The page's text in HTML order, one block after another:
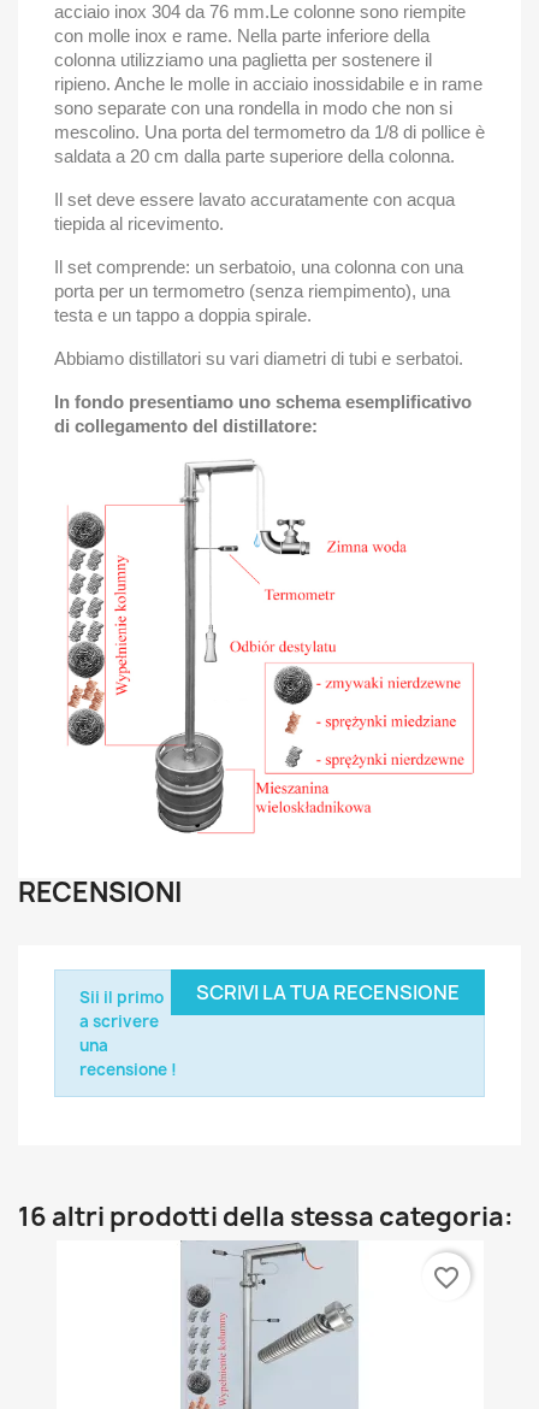
acciaio inox 304 da 76 mm.Le colonne sono riempite
con molle inox e rame. Nella parte inferiore della
colonna utilizziamo una paglietta per sostenere il
ripieno. Anche le molle in acciaio inossidabile e in rame
sono separate con una rondella in modo che non si
mescolino. Una porta del termometro da 1/8 di pollice è
saldata a 20 cm dalla parte superiore della colonna.
Il set deve essere lavato accuratamente con acqua
tiepida al ricevimento.
Il set comprende: un serbatoio, una colonna con una
porta per un termometro (senza riempimento), una
testa e un tappo a doppia spirale.
Abbiamo distillatori su vari diametri di tubi e serbatoi.
In fondo presentiamo uno schema esemplificativo
di collegamento del distillatore:
RECENSIONI
SCRIVI LA TUA RECENSIONE
Sii il primo
a scrivere
una
recensione !
16 altri prodotti della stessa categoria:
favorite_border